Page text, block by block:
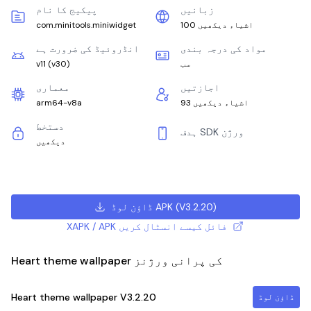
پیکیج کا نام
com.minitools.miniwidget
زبانیں
100 اشیاء دیکھیں
انڈروئیڈ کی ضرورت ہے
v11 (v30)
مواد کی درجہ بندی
سب
معماری
arm64-v8a
اجازتیں
93 اشیاء دیکھیں
دستخط
دیکھیں
ہدف SDK ورژن
ڈاؤن لوڈ APK(V3.2.20)
XAPK / APK فائل کیسے انسٹال کریں
Heart theme wallpaper کی پرانی ورژنز
Heart theme wallpaper V3.2.20 ڈاؤن لوڈ